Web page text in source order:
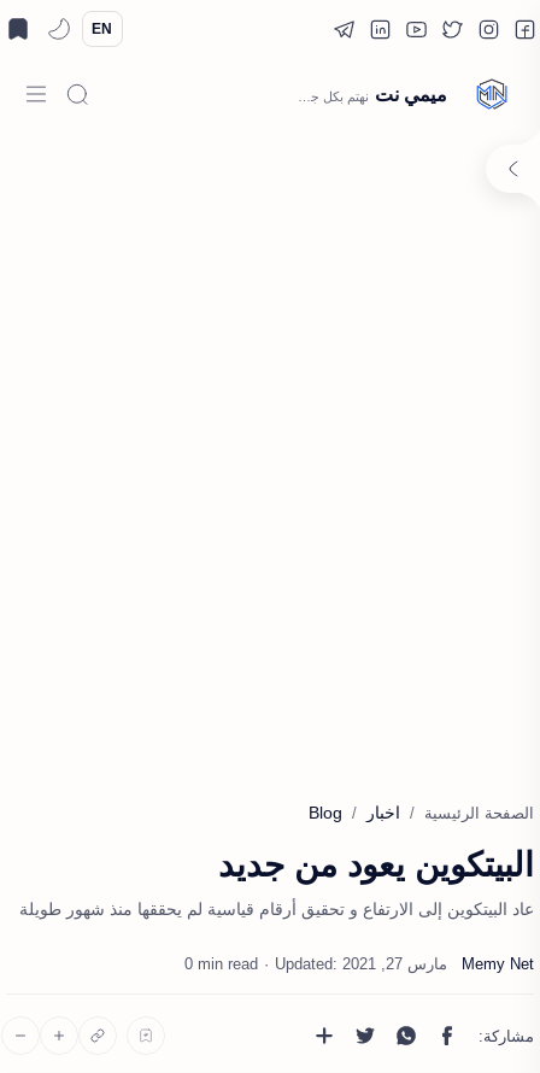
EN
ميمي نت
الصفحة الرئيسية اخبار Blog
البيتكوين يعود من جديد
عاد البيتكوين إلى الارتفاع و تحقيق أرقام قياسية لم يحققها منذ شهور طويلة
0 min read